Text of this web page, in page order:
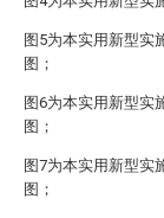
图5为本实用新型实
图；
图6为本实用新型实
图；
图7为本实用新型实
图；